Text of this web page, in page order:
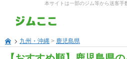
本サイトは一部のジム等から送客手
九州・沖縄 > 鹿児島県